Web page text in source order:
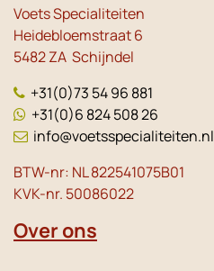
Voets Specialiteiten
Heidebloemstraat 6
5482 ZA Schijndel
+31(0)73 54 96 881
+31(0)6 824 508 26
info@voetsspecialiteiten.nl
BTW-nr: NL 822541075B01
KVK-nr. 50086022
Over ons